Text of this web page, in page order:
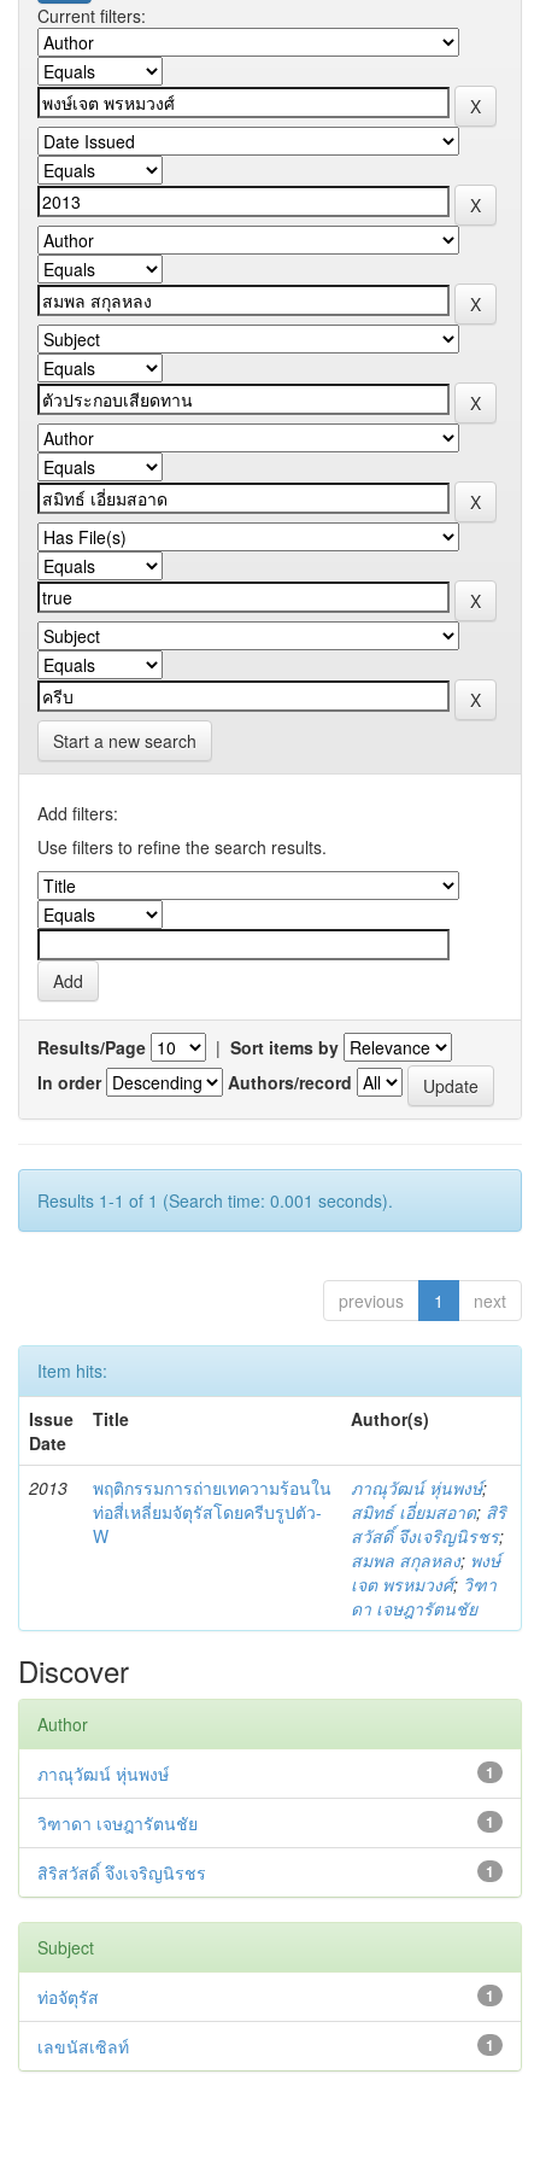
Current filters:
Start a new search
Add filters:
Use filters to refine the search results.
Results/Page | Sort items by
In order
Authors/record
Results 1-1 of 1 (Search time: 0.001 seconds).
previous 1 next
Item hits:
Issue
Date
Title Author(s)
2013
พฤติกรรมการถ่ายเทความร้อนใน
ท่อสี่เหลี่ยมจัตุรัสโดยครีบรูปตัว-
W
ภาณุวัฒน์ หุ่นพงษ์;
สมิทธ์ เอี่ยมสอาด; สิริ
สวัสดิ์ จึงเจริญนิรชร;
สมพล สกุลหลง; พงษ์
เจต พรหมวงศ์; วิฑา
ดา เจษฎารัตนชัย
Discover
Author
1
ภาณุวัฒน์ หุ่นพงษ์
1
วิฑาดา เจษฎารัตนชัย
1
สิริสวัสดิ์ จึงเจริญนิรชร
Subject
1
ท่อจัตุรัส
1
เลขนัสเซิลท์